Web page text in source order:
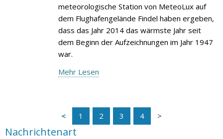
meteorologische Station von MeteoLux auf
dem Flughafengelände Findel haben ergeben,
dass das Jahr 2014 das wärmste Jahr seit
dem Beginn der Aufzeichnungen im Jahr 1947
war.
Mehr Lesen
1 2 3 4
Nachrichtenart